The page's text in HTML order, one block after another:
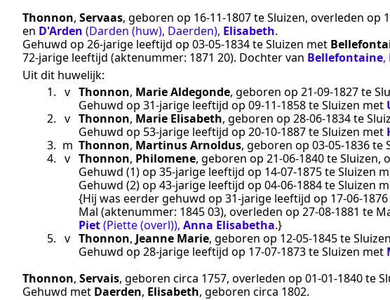
Thonnon, Servaas, geboren op 16‑11‑1807teSluizen, overleden op
en D'Arden (Darden (huw), Daerden), Elisabeth.
Gehuwd op 26-jarige leeftijd op 03‑05‑1834teSluizen met
72-jarige leeftijd (aktenummer: 1871 20). Dochter van Bellefontaine,
Uit dit huwelijk:
1. v Thonnon, Marie Aldegonde, geboren op 21‑09‑1827te
Gehuwd op 31-jarige leeftijd op 09‑11‑1858teSluizen met
2. v Thonnon, Marie Elisabeth, geboren op 28‑06‑1834te
Gehuwd op 53-jarige leeftijd op 20‑10‑1887teSluizen met
3. m Thonnon, Martinus Arnoldus, geboren op 03‑05‑1836te
4. v Thonnon, Philomene, geboren op 21‑06‑1840teSluizen,
Gehuwd (1) op 35-jarige leeftijd op 14‑07‑1875teSluizen
Gehuwd (2) op 43-jarige leeftijd op 04‑06‑1884teSluizen
{Hij was eerder gehuwd op 31-jarige leeftijd op 17‑06‑1876
Mal (aktenummer: 1845 03), overleden op 27‑08‑1881 te
Piet(Piette (overl)), Anna Elisabetha.}
5. v Thonnon, Jeanne Marie, geboren op 12‑05‑1845teSluizen
Gehuwd op 28-jarige leeftijd op 17‑07‑1873teSluizen met
Thonnon, Servais, geboren circa 1757, overleden op 01‑01‑1840te
Gehuwd met Daerden, Elisabeth, geboren circa 1802.